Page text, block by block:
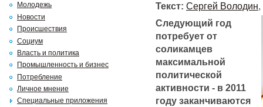
Текст: Сергей Володин,
Следующий год
потребует от
соликамцев
максимальной
политической
активности - в 2011
году заканчиваются
Молодежь
Новости
Происшествия
Социум
Власть и политика
Промышленность и бизнес
Потребление
Личное мнение
Специальные приложения